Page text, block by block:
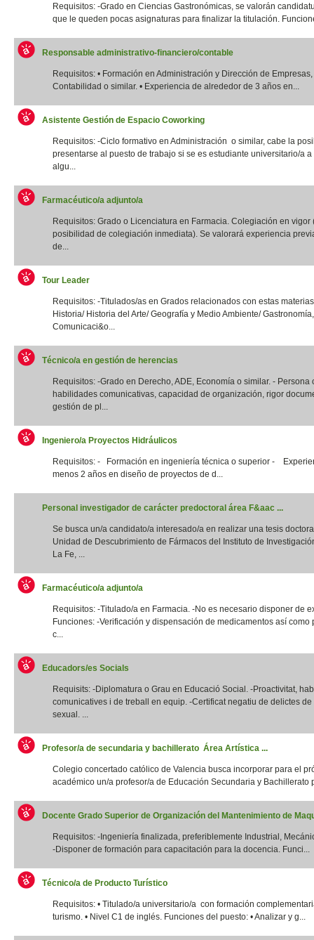
Requisitos: -Grado en Ciencias Gastronómicas, se valorán
que le queden pocas asignaturas para finalizar la titulación.
Responsable administrativo-financiero/contable
Requisitos: • Formación en Administración y Dirección de
Contabilidad o similar. • Experiencia de alrededor de 3 años en...
Asistente Gestión de Espacio Coworking
Requisitos: -Ciclo formativo en Administración o similar, cabe la
presentarse al puesto de trabajo si se es estudiante universitario/a a
algu...
Farmacéutico/a adjunto/a
Requisitos: Grado o Licenciatura en Farmacia. Colegiación en vigor
posibilidad de colegiación inmediata). Se valorará experiencia
de...
Tour Leader
Requisitos: -Titulados/as en Grados relacionados con estas
Historia/ Historia del Arte/ Geografía y Medio Ambiente/ Gastronomía,
Comunicaci&o...
Técnico/a en gestión de herencias
Requisitos: -Grado en Derecho, ADE, Economía o similar. - Persona
habilidades comunicativas, capacidad de organización, rigor
gestión de pl...
Ingeniero/a Proyectos Hidráulicos
Requisitos: - Formación en ingeniería técnica o superior -
menos 2 años en diseño de proyectos de d...
Personal investigador de carácter predoctoral área F&aac ...
Se busca un/a candidato/a interesado/a en realizar una tesis
Unidad de Descubrimiento de Fármacos del Instituto de
La Fe, ...
Farmacéutico/a adjunto/a
Requisitos: -Titulado/a en Farmacia. -No es necesario disponer de
Funciones: -Verificación y dispensación de medicamentos así como
c...
Educadors/es Socials
Requisits: -Diplomatura o Grau en Educació Social. -Proactivitat,
comunicatives i de treball en equip. -Certificat negatiu de delictes
sexual. ...
Profesor/a de secundaria y bachillerato Área Artística ...
Colegio concertado católico de Valencia busca incorporar para el
académico un/a profesor/a de Educación Secundaria y Bachillerato
Docente Grado Superior de Organización del Mantenimiento de
Requisitos: -Ingeniería finalizada, preferiblemente Industrial,
-Disponer de formación para capacitación para la docencia. Funci...
Técnico/a de Producto Turístico
Requisitos: • Titulado/a universitario/a con formación
turismo. • Nivel C1 de inglés. Funciones del puesto: • Analizar y g...